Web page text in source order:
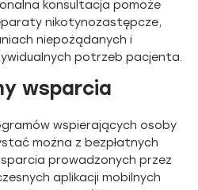
konsultacja pomoże
nikotynozastępcze,
niepożądanych i
potrzeb pacjenta.
wsparcia
wspierających osoby
można z bezpłatnych
prowadzonych przez
aplikacji mobilnych